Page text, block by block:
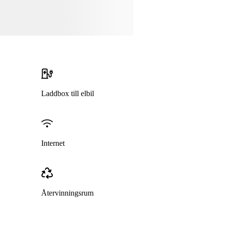
Laddbox till elbil
Internet
Återvinningsrum